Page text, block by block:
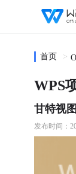
首页
WPS
甘特视图
发布时间：